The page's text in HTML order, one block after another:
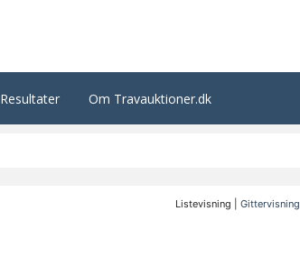
Resultater Om Travauktioner.dk
Listevisning |Gittervisning